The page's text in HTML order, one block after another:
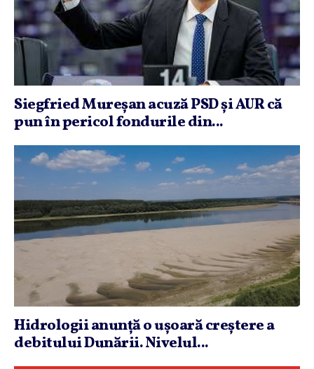
Siegfried Mureşan acuză PSD şi AUR că
pun în pericol fondurile din...
Hidrologii anunţă o uşoară creştere a
debitului Dunării. Nivelul...